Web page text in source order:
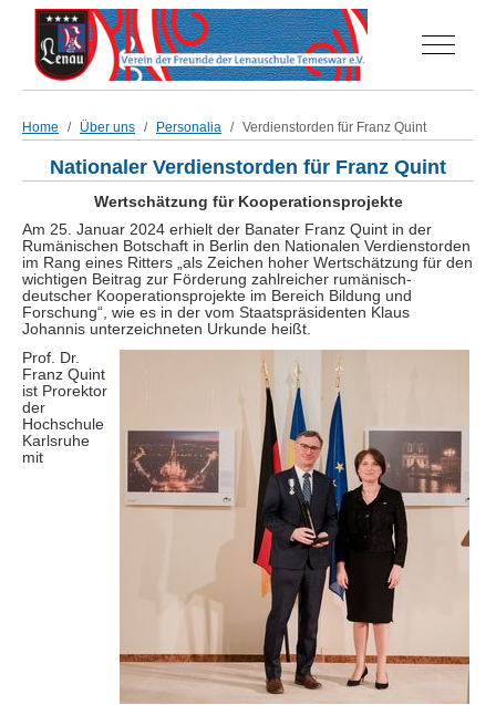
Off-
Home Über uns Personalia Verdienstorden für Franz Quint
Nationaler Verdienstorden für Franz Quint
Wertschätzung für Kooperationsprojekte
Am 25. Januar 2024 erhielt der Banater Franz Quint in der
Rumänischen Botschaft in Berlin den Nationalen Verdienstorden
im Rang eines Ritters „als Zeichen hoher Wertschätzung für den
wichtigen Beitrag zur Förderung zahlreicher rumänisch-
deutscher Kooperationsprojekte im Bereich Bildung und
Forschung“, wie es in der vom Staatspräsidenten Klaus
Johannis unterzeichneten Urkunde heißt.
Prof. Dr.
Franz Quint
ist Prorektor
der
Hochschule
Karlsruhe
mit